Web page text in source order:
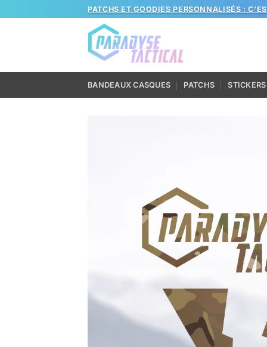
au
PATCHS ET GOODIES PERSONNALISÉS :
BANDEAUX CASQUES PATCHS STICKERS